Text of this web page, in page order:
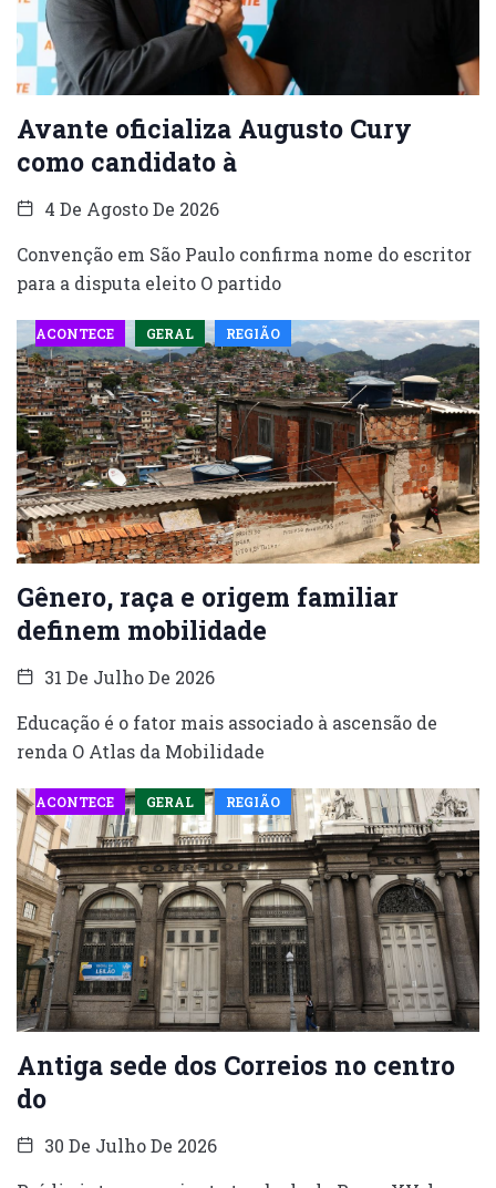
Avante oficializa Augusto Cury
como candidato à
4 De Agosto De 2026
Convenção em São Paulo confirma nome do escritor
para a disputa eleito O partido
ACONTECE GERAL REGIÃO
Gênero, raça e origem familiar
definem mobilidade
31 De Julho De 2026
Educação é o fator mais associado à ascensão de
renda O Atlas da Mobilidade
ACONTECE GERAL REGIÃO
Antiga sede dos Correios no centro
do
30 De Julho De 2026